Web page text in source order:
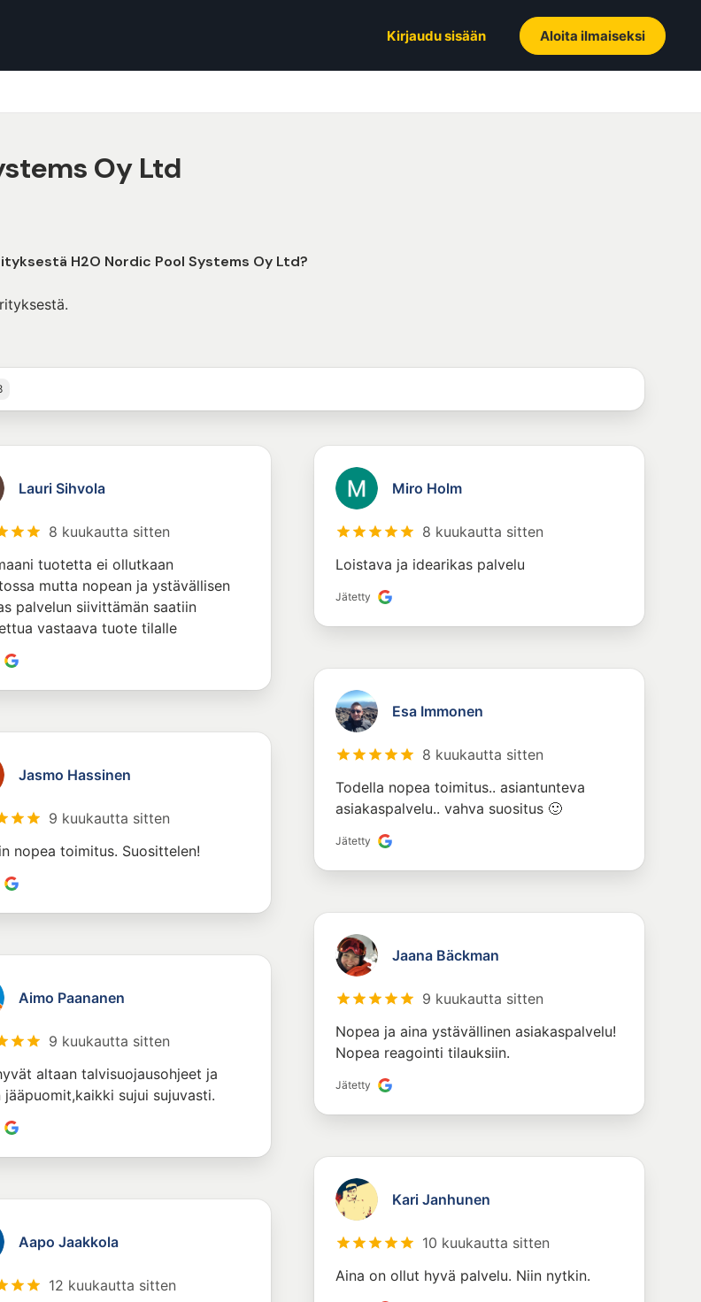
Kirjaudu sisään Aloita ilmaiseksi
Oy Ltd
H2O Nordic Pool Systems Oy Ltd?
Lauri Sihvola
8 kuukautta sitten
tuotetta ei ollutkaan
mutta nopean ja ystävällisen
palvelun siivittämän saatiin
vastaava tuote tilalle
Miro Holm
8 kuukautta sitten
Loistava ja idearikas palvelu
Jätetty
Esa Immonen
8 kuukautta sitten
Todella nopea toimitus.. asiantunteva
asiakaspalvelu.. vahva suositus 🙂
Jätetty
Jasmo Hassinen
9 kuukautta sitten
nopea toimitus. Suosittelen!
Jaana Bäckman
9 kuukautta sitten
Nopea ja aina ystävällinen asiakaspalvelu!
Nopea reagointi tilauksiin.
Jätetty
Aimo Paananen
9 kuukautta sitten
altaan talvisuojausohjeet ja
jääpuomit,kaikki sujui sujuvasti.
Kari Janhunen
10 kuukautta sitten
Aina on ollut hyvä palvelu. Niin nytkin.
Aapo Jaakkola
12 kuukautta sitten